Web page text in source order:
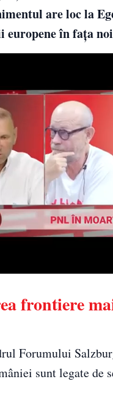
are loc la
europene în fața
frontiere
Forumului
sunt legate de